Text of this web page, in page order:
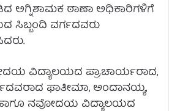
ಅಗ್ನಿಶಾಮಕ ಠಾಣಾ ಅಧಿಕಾರಿಗಳಿಗೆ
ವರ್ಗದವರು
ವಿದ್ಯಾಲಯದ ಪ್ರಾಚಾರ್ಯರಾದ,
ಫಾತೀಮಾ, ಅಂದಾನಯ್ಯ,
ನವೋದಯ ವಿದ್ಯಾಲಯದ